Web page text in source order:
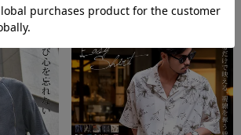
/グレー/グレージュ/杢チャコール/サック
-多少あり 生地の厚み-普通 裏地-なし
¥5,390(税込)